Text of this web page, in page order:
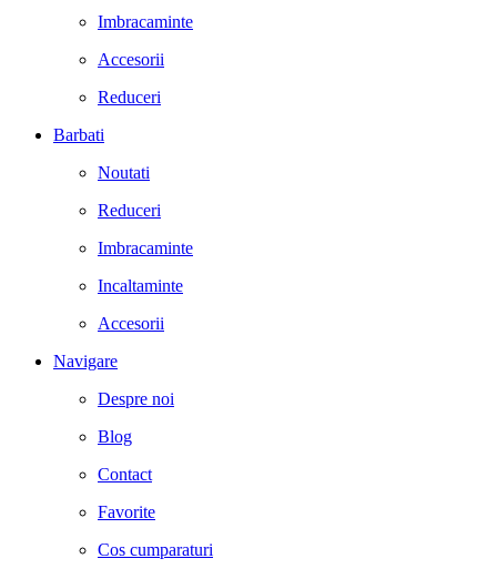
Imbracaminte
Accesorii
Reduceri
Barbati
Noutati
Reduceri
Imbracaminte
Incaltaminte
Accesorii
Navigare
Despre noi
Blog
Contact
Favorite
Cos cumparaturi